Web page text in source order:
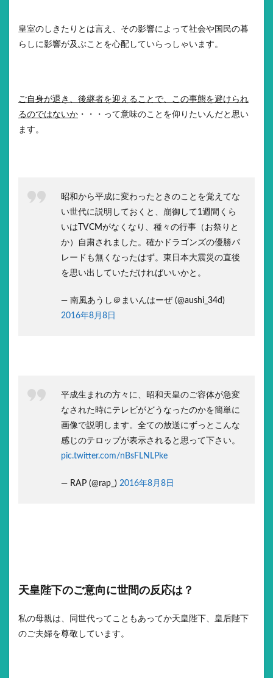
皇室のしきたりとは言え、その影響によって社会や国民の暮
らしに影響が及ぶことを心配していらっしゃいます。
ご自身が退き、後継者を迎えることで、この事態を避けられ
るのではないか ・・・って意味のことを仰りたいんだと思い
ます。
昭和から平成に変わったときのことを覚えてな
い世代に説明しておくと、崩御して1週間くら
いはTVCMがなくなり、種々の行事（お祭りと
か）自粛されました。確かドラゴンズの優勝パ
レードも無くなったはず。東日本大震災の直後
を思い出していただければいいかと。
— 南風あうし＠まいんはーぜ (@aushi_34d)
2016年8月8日
平成生まれの方々に、昭和天皇のご容体が急変
なされた時にテレビがどうなったのかを簡単に
画像で説明します。全ての放送にずっとこんな
感じのテロップが表示されると思って下さい。
pic.twitter.com/nBsFLNLPke
— RAP (@rap_) 2016年8月8日
天皇陛下のご意向に世間の反応は？
私の母親は、同世代ってこともあってか天皇陛下、皇后陛下
のご夫婦を尊敬しています。